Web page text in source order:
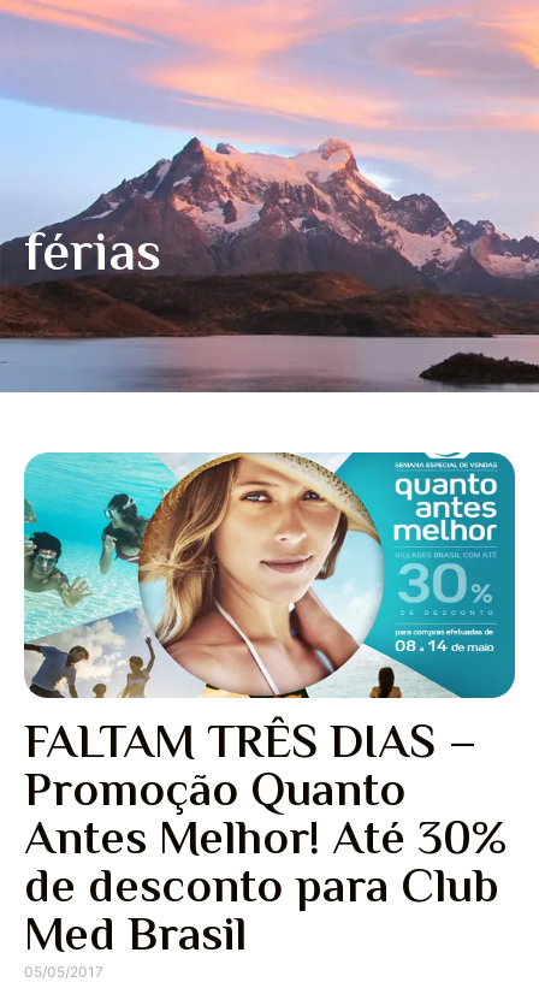
férias
FALTAM TRÊS DIAS –
Promoção Quanto
Antes Melhor! Até 30%
de desconto para Club
Med Brasil
05/05/2017